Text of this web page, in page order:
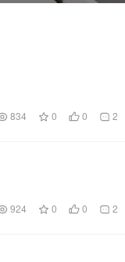
834 0 0 2
924 0 0 2